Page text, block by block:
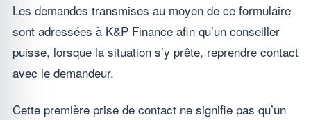
Les demandes transmises au moyen de ce formulaire
sont adressées à K&P Finance afin qu’un conseiller
puisse, lorsque la situation s’y prête, reprendre contact
avec le demandeur.
Cette première prise de contact ne signifie pas qu’un